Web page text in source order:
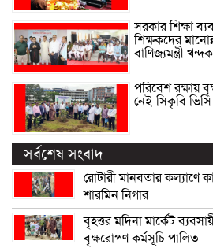
সরকার শিক্ষা
শিক্ষকদের
বাণিজ্যমন্ত্রী
পরিবেশ রক্ষায়
নেই-সিকৃবি ভিসি
সর্বশেষ সংবাদ
রোটারী মানবতার কল্যাণে
শারমিন নিগার
বৃহত্তর মদিনা মার্কেট
বৃক্ষরোপণ কর্মসূচি পালিত